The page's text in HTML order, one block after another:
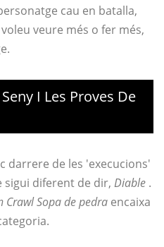
cau en batalla,
veure més o fer més,
I Les Proves De
darrere de les 'execucions'
sigui diferent de dir, Diable .
Crawl Sopa de pedra encaixa